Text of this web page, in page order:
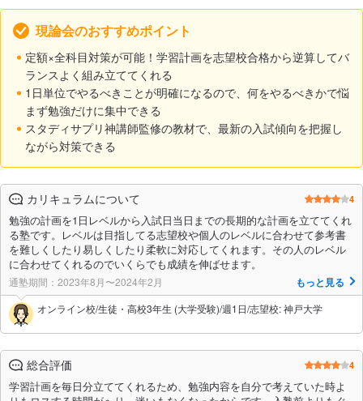
現論会のおすすめポイント
定額×全科目対策が可能！学習計画を志望校合格から逆算してバ
ランスよく組み立ててくれる
1日単位でやるべきことが明確になるので、何をやるべきかで悩
まず勉強だけに集中できる
スタディサプリ神講師監修の教材で、最新の入試傾向を把握し
ながら対策できる
カリキュラムについて 4
勉強の計画を1日レベルから入試日当日までの長期的な計画を立ててくれ
る塾です。レベルは目指してる志望校や個人のレベルに合わせて参考書
を難しくしたり易しくしたり柔軟に対応してくれます。その人のレベル
に合わせてくれるのでいくらでも成績を伸ばせます。
通塾期間：2023年8月〜2024年2月 もっと見る
オンライン校/生徒・高校3年生 (大学受験)/週1日/志望校: 神戸大学
総合評価 4
学習計画を毎日分立ててくれるため、勉強内容を自分で考えていた時よ